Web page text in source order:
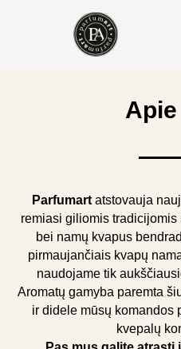
Parfumartatstovauja
remiasi giliomis
bei namų kvapus
pirmaujančiais kvapų
naudojame tik
Aromatų gamyba paremta
ir didele mūsų komandos
kvepalų